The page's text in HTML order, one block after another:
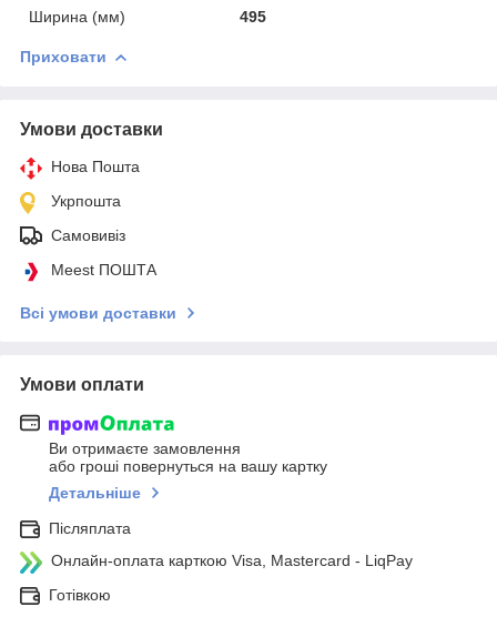
Ширина (мм)
495
Приховати
Умови доставки
Нова Пошта
Укрпошта
Самовивіз
Meest ПОШТА
Всі умови доставки
Умови оплати
Ви отримаєте замовлення
або гроші повернуться на вашу картку
Детальніше
Післяплата
Онлайн-оплата карткою Visa, Mastercard - LiqPay
Готівкою